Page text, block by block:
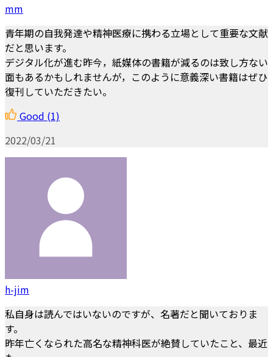
mm
青年期の自我発達や精神医療に携わる立場として重要な文献
だと思います。
デジタル化が進む昨今，紙媒体の書籍が減るのは致し方ない
面もあるかもしれませんが，このように意義深い書籍はぜひ
復刊していただきたい。
Good (1)
2022/03/21
h-jim
私自身は読んではいないのですが、名著だと聞いておりま
す。
昨年亡くなられた高名な精神科医が絶賛していたこと、最近